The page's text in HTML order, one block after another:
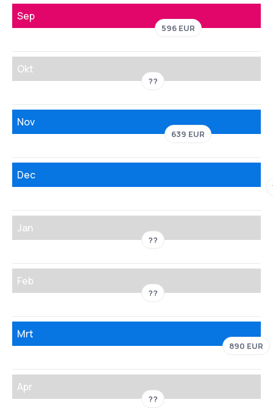
Sep
596 EUR
Okt
??
Nov
639 EUR
Dec
Jan
??
Feb
??
Mrt
890 EUR
Apr
??